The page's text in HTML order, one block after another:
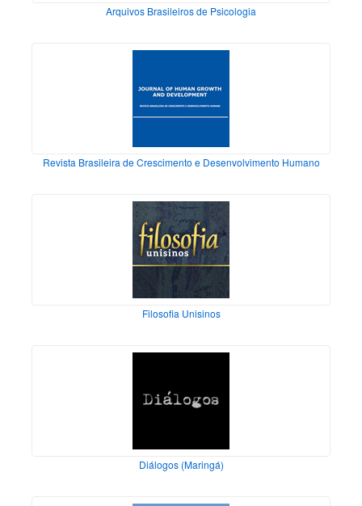
Arquivos Brasileiros de Psicologia
Revista Brasileira de Crescimento e Desenvolvimento Humano
Filosofia Unisinos
Diálogos (Maringá)